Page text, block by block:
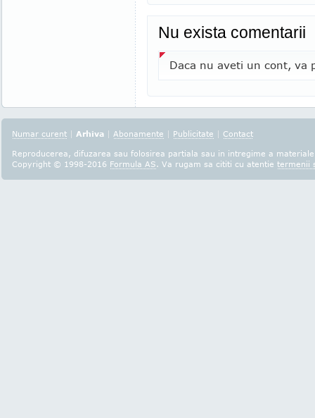
Nu exista comentarii
Daca nu aveti un cont, va
Numar curent | Arhiva | Abonamente | Publicitate | Contact
Reproducerea, difuzarea sau folosirea partiala sau in intregime a
Copyright © 1998-2016 Formula AS. Va rugam sa cititi cu atentie termenii